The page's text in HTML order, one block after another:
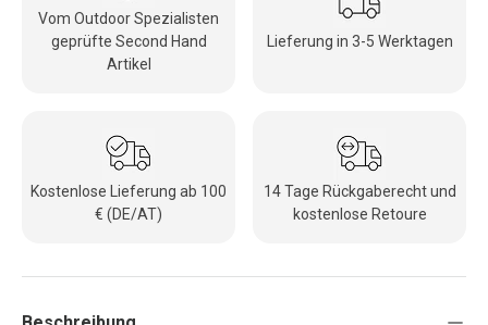
Vom Outdoor Spezialisten
geprüfte Second Hand
Artikel
Lieferung in 3-5 Werktagen
Kostenlose Lieferung ab 100
€ (DE/AT)
14 Tage Rückgaberecht und
kostenlose Retoure